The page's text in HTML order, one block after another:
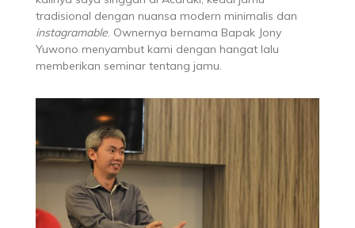
tradisional dengan nuansa modern minimalis dan
instagramable. Ownernya bernama Bapak Jony
Yuwono menyambut kami dengan hangat lalu
memberikan seminar tentang jamu.